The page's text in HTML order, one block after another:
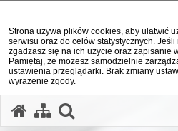
Strona używa plików cookies, aby ułatwić
serwisu oraz do celów statystycznych.
zgadzasz się na ich użycie oraz zapisanie
Pamiętaj, że możesz samodzielnie
ustawienia przeglądarki. Brak zmiany
wyrażenie zgody.